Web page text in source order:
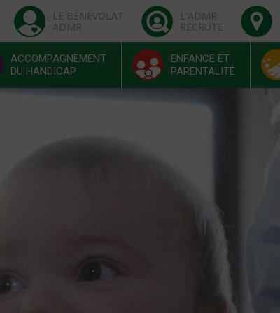
LE BÉNÉVOLAT
ADMR
L'ADMR
RECRUTE
ACCOMPAGNEMENT
DU HANDICAP
ENFANCE ET
PARENTALITÉ